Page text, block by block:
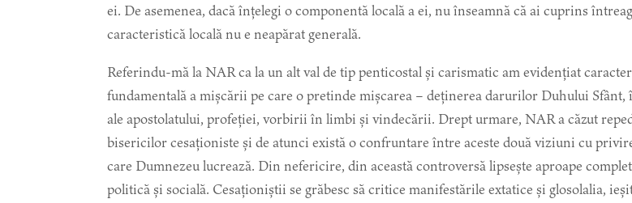
ei. De asemenea, dacă înțelegi o componentă locală a ei, nu înseamnă că ai cuprins
caracteristică locală nu e neapărat generală.
Referindu-mă la NAR ca la un alt val de tip penticostal și carismatic am evidențiat
fundamentală a mișcării pe care o pretinde mișcarea – deținerea darurilor Duhului Sfânt,
ale apostolatului, profeției, vorbirii în limbi și vindecării. Drept urmare, NAR a căzut
bisericilor cesaționiste și de atunci există o confruntare între aceste două viziuni cu
care Dumnezeu lucrează. Din nefericire, din această controversă lipsește aproape
politică și socială. Cesaționiștii se grăbesc să critice manifestările extatice și glosolalia,